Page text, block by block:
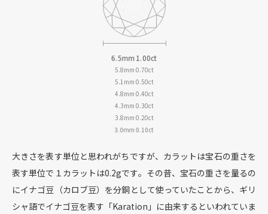
6.5mm 1.00ct
5.8mm0.70ct
5.1mm 0.50ct
4.8mm 0.40ct
4.3mm 0.30ct
3.8mm 0.20ct
3.0mm 0.10ct
大きさを表す単位と思われがちですが、 カラットは宝石の重さを
表す単位で１カラットは0.2gです。 その昔、宝石の重さを量るの
にイナゴ豆（カロブ豆）を分銅として使っていたことから、 ギリ
シャ語でイナゴ豆を表す「Karation」に由来するといわれていま